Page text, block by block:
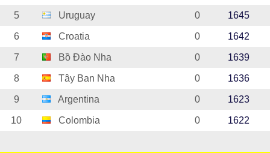
5 Uruguay 0 1645
6 Croatia 0 1642
7 Bồ Đào Nha 0 1639
8 Tây Ban Nha 0 1636
9 Argentina 0 1623
10 Colombia 0 1622